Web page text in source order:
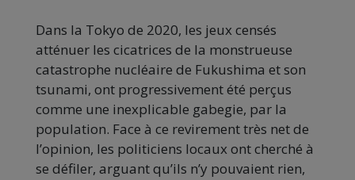
Dans la Tokyo de 2020, les jeux censés
atténuer les cicatrices de la monstrueuse
catastrophe nucléaire de Fukushima et son
tsunami, ont progressivement été perçus
comme une inexplicable gabegie, par la
population. Face à ce revirement très net de
l’opinion, les politiciens locaux ont cherché à
se défiler, arguant qu’ils n’y pouvaient rien,